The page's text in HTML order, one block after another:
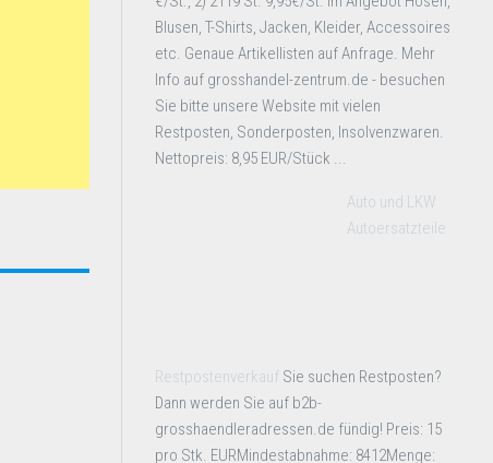
Blusen, T-Shirts, Jacken, Kleider, Accessoires
etc. Genaue Artikellisten auf Anfrage. Mehr
Info auf grosshandel-zentrum.de - besuchen
Sie bitte unsere Website mit vielen
Restposten, Sonderposten, Insolvenzwaren.
Nettopreis: 8,95 EUR/Stück ...
Auto und LKW
Autoersatzteile
Restpostenverkauf Sie suchen Restposten?
Dann werden Sie auf b2b-
grosshaendleradressen.de fündig! Preis: 15
pro Stk. EURMindestabnahme: 8412Menge: